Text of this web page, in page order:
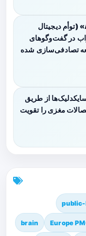
فناوری «Another Me» (توأم دیجیتال
در گفت‌وگوهای
تصادفی‌سازی شده
از طریق
مغزی را تقویت
Europe
brain